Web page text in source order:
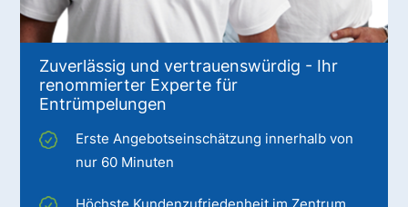
Zuverlässig und vertrauenswürdig - Ihr
renommierter Experte für
Entrümpelungen
Erste Angebotseinschätzung innerhalb von
nur 60 Minuten